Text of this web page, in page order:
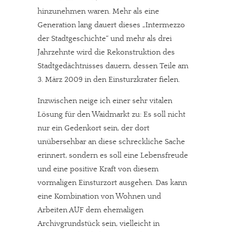
In eigener Sache
Dir gefällt unsere Arbeit?
meinesuedstadt.de finanziert sich durch Partnerprofile und
Werbung. Beide Einnahmequellen sind in den letzten Monaten
stark zurückgegangen.
Solltest Du unsere unabhängige Berichterstattung schätzen,
kannst Du uns mit einer kleinen Spende unterstützen.
Paypal - danke@meinesuedstadt.de
hinzunehmen waren. Mehr als eine
Generation lang dauert dieses „Intermezzo
der Stadtgeschichte“ und mehr als drei
Jahrzehnte wird die Rekonstruktion des
Stadtgedächtnisses dauern, dessen Teile am
3. März 2009 in den Einsturzkrater fielen.
Inzwischen neige ich einer sehr vitalen
Lösung für den Waidmarkt zu: Es soll nicht
nur ein Gedenkort sein, der dort
unübersehbar an diese schreckliche Sache
erinnert, sondern es soll eine Lebensfreude
und eine positive Kraft von diesem
vormaligen Einsturzort ausgehen. Das kann
eine Kombination von Wohnen und
Arbeiten AUF dem ehemaligen
Archivgrundstück sein, vielleicht in